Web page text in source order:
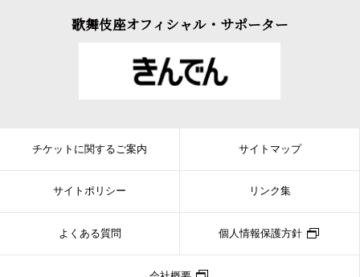
歌舞伎座オフィシャル・サポーター
チケットに関するご案内 サイトマップ
サイトポリシー リンク集
よくある質問 個人情報保護方針